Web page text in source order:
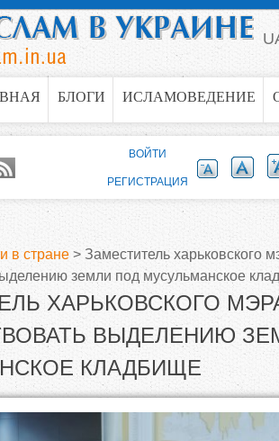
Jump to navigation
БЛОГИ ИСЛАМОВЕДЕНИЕ
в стране > Заместитель харьковского
земли под мусульманское
ХАРЬКОВСКОГО
ВЫДЕЛЕНИЮ
КЛАДБИЩЕ
ВОЙТИ
РЕГИСТРАЦИЯ